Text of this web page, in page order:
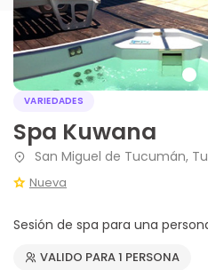
VARIEDADES
Spa Kuwana
San Miguel de Tucumán,
Nueva
Sesión de spa para una
VALIDO PARA 1 PERSONA